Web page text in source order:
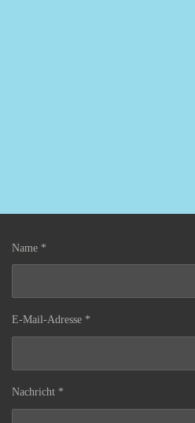
Name *
E-Mail-Adresse *
Nachricht *